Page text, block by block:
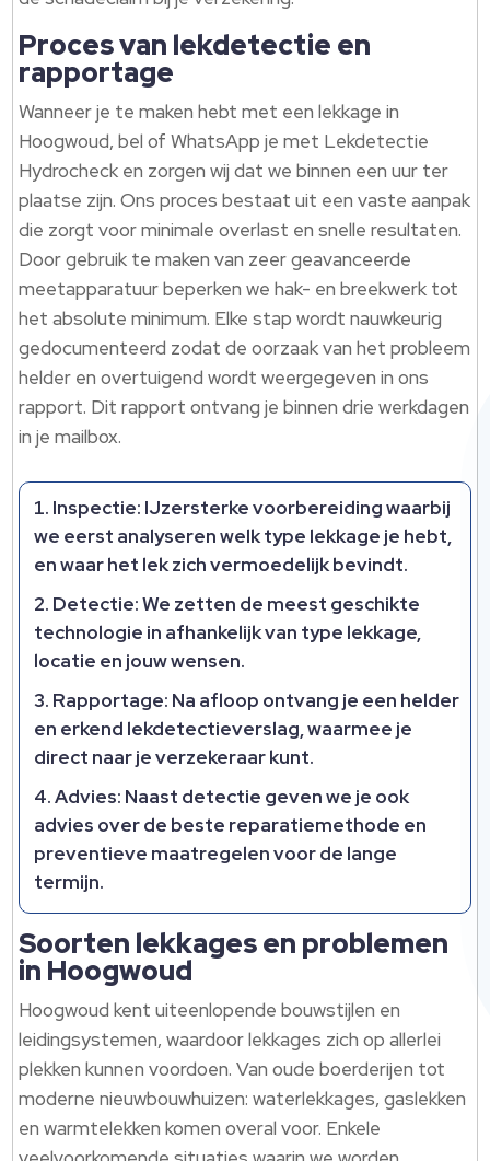
Proces van lekdetectie en
rapportage
Wanneer je te maken hebt met een lekkage in
Hoogwoud, bel of WhatsApp je met Lekdetectie
Hydrocheck en zorgen wij dat we binnen een uur ter
plaatse zijn.​ Ons proces bestaat uit een vaste aanpak
die zorgt voor minimale overlast en snelle resultaten.​
Door gebruik te maken van zeer geavanceerde
meetapparatuur beperken we hak- en breekwerk tot
het absolute minimum.​ Elke stap wordt nauwkeurig
gedocumenteerd zodat de oorzaak van het probleem
helder en overtuigend wordt weergegeven in ons
rapport.​ Dit rapport ontvang je binnen drie werkdagen
in je mailbox.​
Inspectie: IJzersterke voorbereiding waarbij
we eerst analyseren welk type lekkage je hebt,
en waar het lek zich vermoedelijk bevindt.​
Detectie: We zetten de meest geschikte
technologie in afhankelijk van type lekkage,
locatie en jouw wensen.​
Rapportage: Na afloop ontvang je een helder
en erkend lekdetectieverslag, waarmee je
direct naar je verzekeraar kunt.​
Advies: Naast detectie geven we je ook
advies over de beste reparatiemethode en
preventieve maatregelen voor de lange
termijn.​
Soorten lekkages en problemen
in Hoogwoud
Hoogwoud kent uiteenlopende bouwstijlen en
leidingsystemen, waardoor lekkages zich op allerlei
plekken kunnen voordoen.​ Van oude boerderijen tot
moderne nieuwbouwhuizen: waterlekkages, gaslekken
en warmtelekken komen overal voor.​ Enkele